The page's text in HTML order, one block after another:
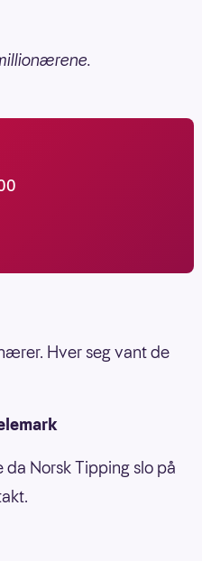
Hver seg vant de
Norsk Tipping slo på